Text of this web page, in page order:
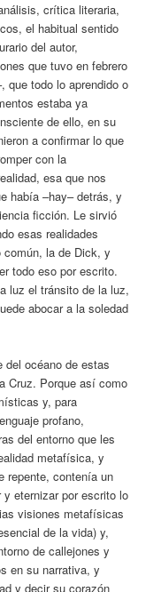
crítica literaria,
el habitual sentido
del autor,
que tuvo en febrero
que todo lo aprendido o
estaba ya
de ello, en su
a confirmar lo que
con la
esa que nos
había –hay– detrás, y
ficción. Le sirvió
esas realidades
la de Dick, y
todo eso por escrito.
luz el tránsito de la luz,
abocar a la soledad
del océano de estas
Cruz. Porque así como
y, para
profano,
del entorno que les
metafísica, y
repente, contenía un
eternizar por escrito lo
visiones metafísicas
de la vida) y,
de callejones y
en su narrativa, y
y decir su corazón